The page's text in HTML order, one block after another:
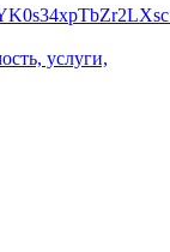
услуги,